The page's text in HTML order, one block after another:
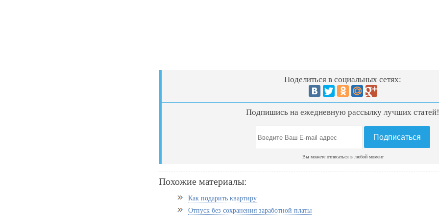
Поделиться в социальных сетях:
Подпишись на ежедневную рассылку лучших
Вы можете отписаться в любой момент
Похожие материалы:
Как подарить квартиру
Отпуск без сохранения заработной платы